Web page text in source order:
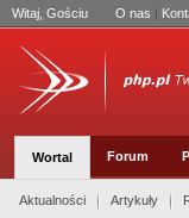
Witaj, Gościu O nas |
Wortal Forum
Aktualności Artykuły